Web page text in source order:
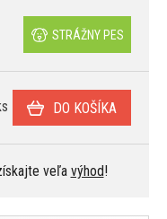
STRÁŽNY PES
DO KOŠÍKA
veľa výhod!